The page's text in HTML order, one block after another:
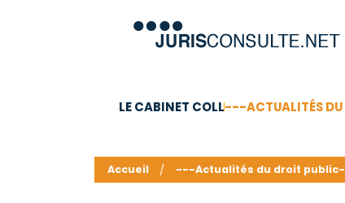
LE CABINET COLL---ACTUALITÉS
Accueil ---Actualités du droit